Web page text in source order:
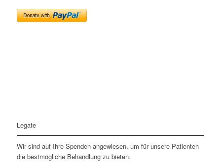
Legate
Wir sind auf Ihre Spenden angewiesen, um für unsere Patienten
die bestmögliche Behandlung zu bieten.